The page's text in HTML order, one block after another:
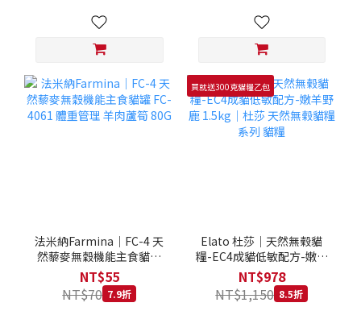
法米納Farmina｜FC-4 天
然藜麥無穀機能主食貓罐
FC-4061 體重管理 羊肉蘆
筍 80G
NT$55
NT$70 7.9折
買就送300克貓糧乙包
Elato 杜莎｜天然無榖貓
糧-EC4成貓低敏配方-嫩羊
野鹿 1.5kg｜杜莎 天然無
榖貓糧系列 貓糧
NT$978
NT$1,150 8.5折